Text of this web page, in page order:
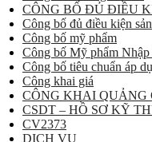
CÔNG BỐ ĐỦ ĐIỀU
Công bố đủ điều kiện
Công bố mỹ phẩm
Công bố Mỹ phẩm Nhập
Công bố tiêu chuẩn áp
Công khai giá
CÔNG KHAI QUẢNG
CSDT – HỒ SƠ KỸ
CV2373
DỊCH VỤ